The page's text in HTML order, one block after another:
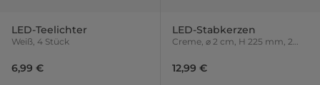
LED-Teelichter
Weiß, 4 Stück
6,99 €
LED-Stabkerzen
Creme, ⌀ 2 cm, H 225 mm, 2
12,99 €